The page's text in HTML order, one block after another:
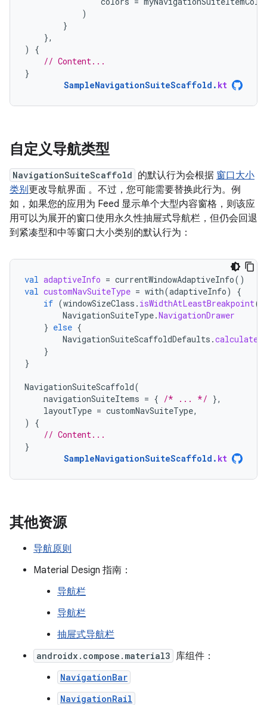
)
}
},
)
{
// Content...
}
SampleNavigationSuiteScaffold . kt
自定义导航类型
NavigationSuiteScaffold 的默认行为会根据 窗口大小
类别更改导航界面 。不过，您可能需要替换此行为。例
如，如果您的应用为 Feed 显示单个大型内容窗格，则该应
用可以为展开的窗口使用永久性抽屉式导航栏，但仍会回退
到紧凑型和中等窗口大小类别的默认行为：
val adaptiveInfo = currentWindowAdaptiveInfo()
val customNavSuiteType = with(adaptiveInfo)
{
if (windowSizeClass . isWidthAtLeastBreakpoint(
NavigationSuiteType.NavigationDrawer
} else {
NavigationSuiteScaffoldDefaults .
}
}
NavigationSuiteScaffold(
navigationSuiteItems = { /* ... */ },
layoutType = customNavSuiteType,
)
{
// Content...
}
SampleNavigationSuiteScaffold . kt
其他资源
导航原则
Material Design 指南：
导航栏
导航栏
抽屉式导航栏
androidx.compose.material3 库组件：
NavigationBar
NavigationRail